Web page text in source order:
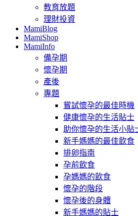
教育放題
理財投資
MamiBlog
MamiShop
MamiInfo
備孕期
懷孕期
產後
專題
嘗試懷孕的最佳時機
健康懷孕的生活貼士
助你懷孕的生活小貼
新手媽媽的最佳飲食
排卵指南
孕前飲食
孕媽媽的飲食
懷孕的階段
懷孕後的身體
新手媽媽的貼士